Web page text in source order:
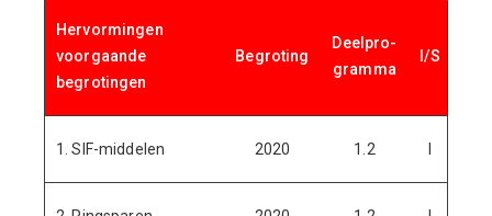
Hervormingen
voorgaande
begrotingen
Begroting
Deelpro-
gramma
I/S
1. SIF-middelen 2020 1.2